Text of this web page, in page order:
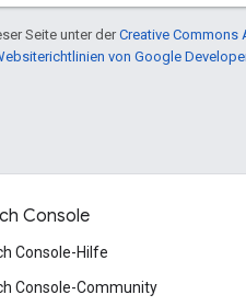
Seite unter derCreative Commons
von Google
Console
Console-Hilfe
Console-Community